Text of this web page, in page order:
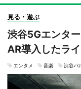
見る・遊ぶ
渋谷5Gエンタ
AR導入したラ
エンタメ 音楽 渋谷パ